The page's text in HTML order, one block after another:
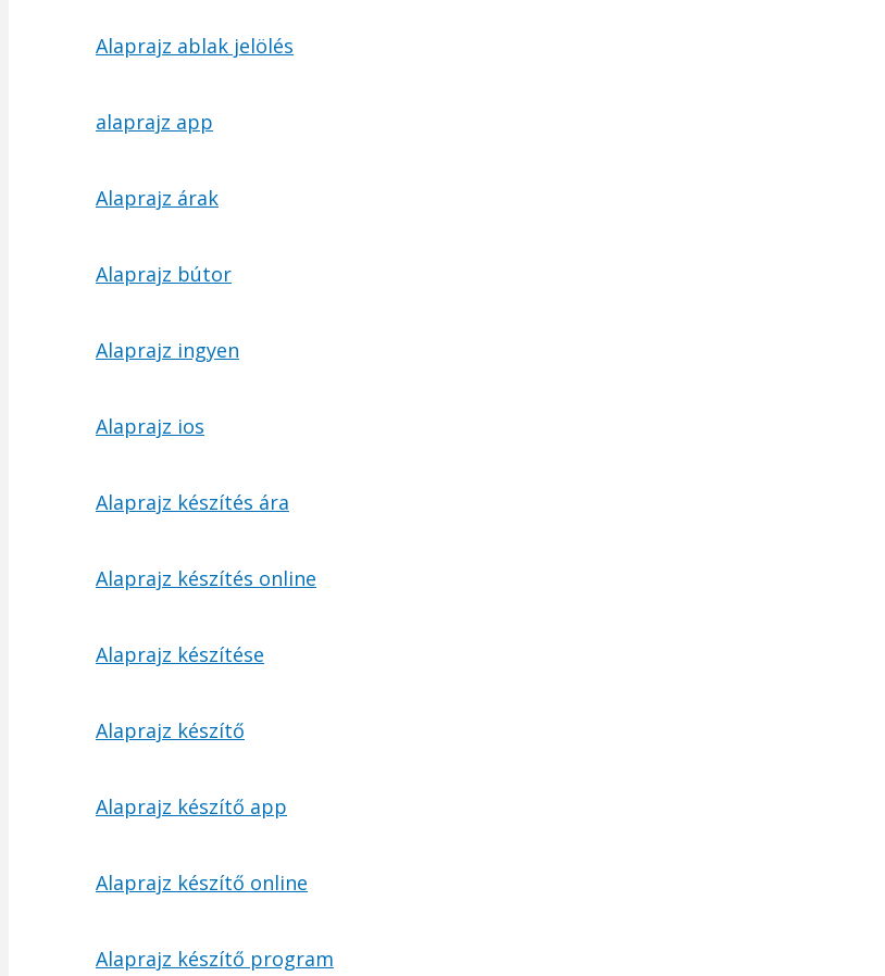
Alaprajz ablak jelölés
alaprajz app
Alaprajz árak
Alaprajz bútor
Alaprajz ingyen
Alaprajz ios
Alaprajz készítés ára
Alaprajz készítés online
Alaprajz készítése
Alaprajz készítő
Alaprajz készítő app
Alaprajz készítő online
Alaprajz készítő program